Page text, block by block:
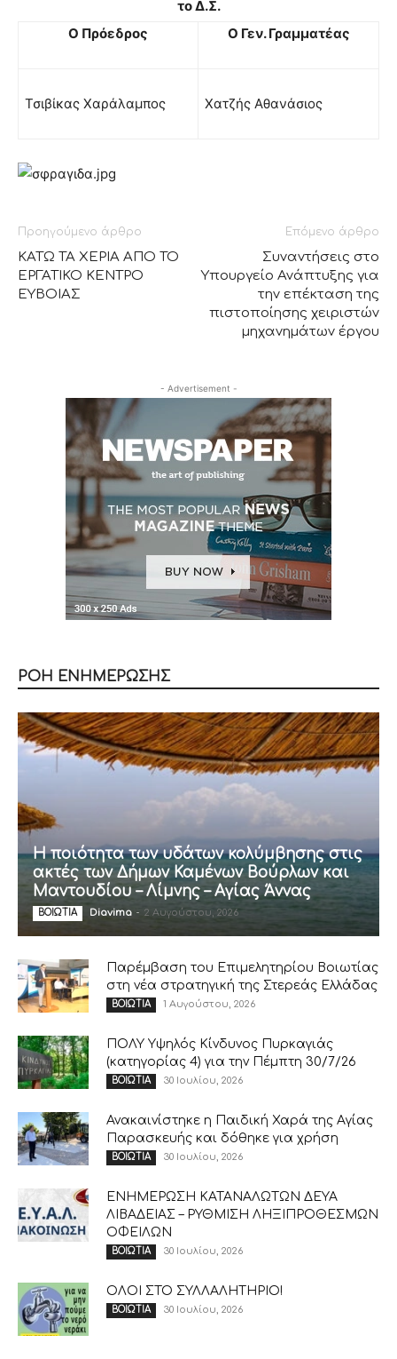
το Δ.Σ.
Ο Πρόεδρος
Ο Γεν. Γραμματέας
Τσιβίκας Χαράλαμπος Χατζής Αθανάσιος
Προηγούμενο άρθρο
ΚΑΤΩ ΤΑ ΧΕΡΙΑ ΑΠΟ ΤΟ
ΕΡΓΑΤΙΚΟ ΚΕΝΤΡΟ
ΕΥΒΟΙΑΣ
Επόμενο άρθρο
Συναντήσεις στο
Υπουργείο Ανάπτυξης για
την επέκταση της
πιστοποίησης χειριστών
μηχανημάτων έργου
- Advertisement -
ΡΟΗ ΕΝΗΜΕΡΩΣΗΣ
Η ποιότητα των υδάτων κολύμβησης στις
ακτές των Δήμων Καμένων Βούρλων και
Μαντουδίου – Λίμνης – Αγίας Άννας
ΒΟΙΩΤΙΑ Diavima - 2 Αυγούστου, 2026
Παρέμβαση του Επιμελητηρίου Βοιωτίας
στη νέα στρατηγική της Στερεάς Ελλάδας
ΒΟΙΩΤΙΑ 1 Αυγούστου, 2026
ΠΟΛΥ Υψηλός Κίνδυνος Πυρκαγιάς
(κατηγορίας 4) για την Πέμπτη 30/7/26
ΒΟΙΩΤΙΑ 30 Ιουλίου, 2026
Ανακαινίστηκε η Παιδική Χαρά της Αγίας
Παρασκευής και δόθηκε για χρήση
ΒΟΙΩΤΙΑ 30 Ιουλίου, 2026
ΕΝΗΜΕΡΩΣΗ ΚΑΤΑΝΑΛΩΤΩΝ ΔΕΥΑ
ΛΙΒΑΔΕΙΑΣ – ΡΥΘΜΙΣΗ ΛΗΞΙΠΡΟΘΕΣΜΩΝ
ΟΦΕΙΛΩΝ
ΒΟΙΩΤΙΑ 30 Ιουλίου, 2026
ΟΛΟΙ ΣΤΟ ΣΥΛΛΑΛΗΤΗΡΙΟ!
ΒΟΙΩΤΙΑ 30 Ιουλίου, 2026